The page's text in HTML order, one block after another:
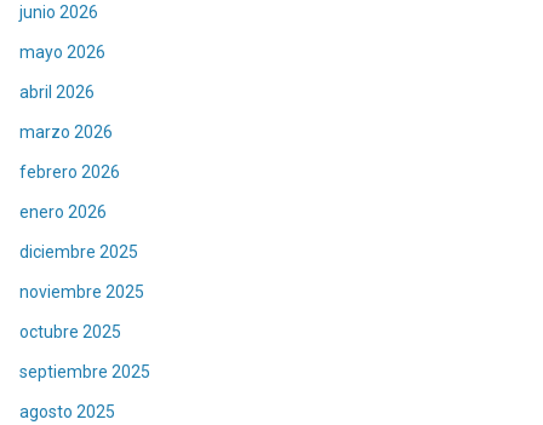
junio 2026
mayo 2026
abril 2026
marzo 2026
febrero 2026
enero 2026
diciembre 2025
noviembre 2025
octubre 2025
septiembre 2025
agosto 2025